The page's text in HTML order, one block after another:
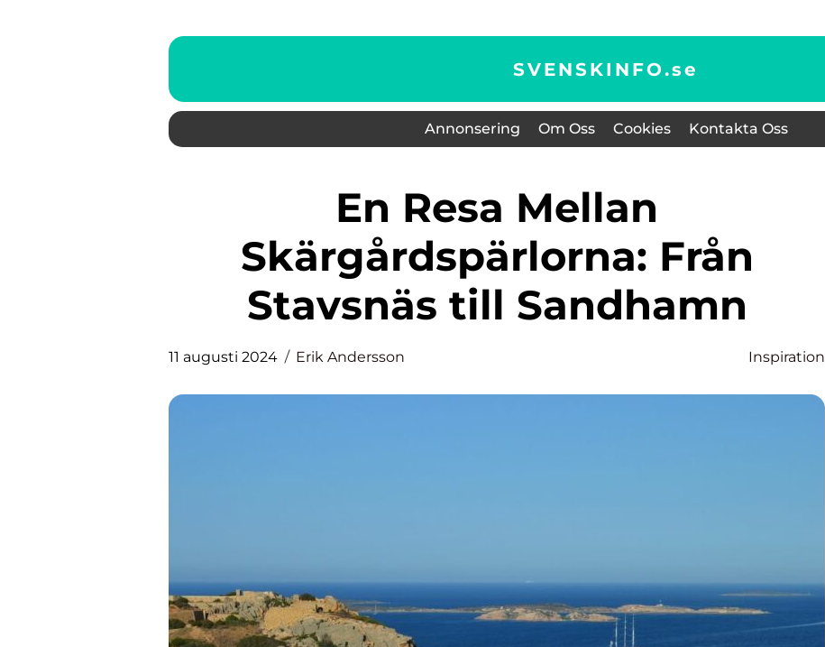
SVENSKINFO.se
Annonsering Om Oss Cookies Kontakta Oss
En Resa Mellan
Skärgårdspärlorna: Från
Stavsnäs till Sandhamn
11 augusti 2024 Erik Andersson Inspiration